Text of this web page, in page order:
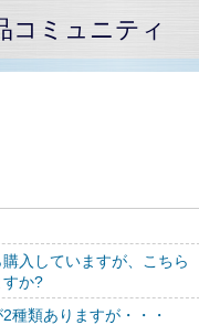
コミュニティ
入していますが、こちら
すか?
種類ありますが・・・